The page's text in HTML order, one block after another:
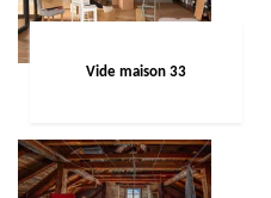
Vide maison 33